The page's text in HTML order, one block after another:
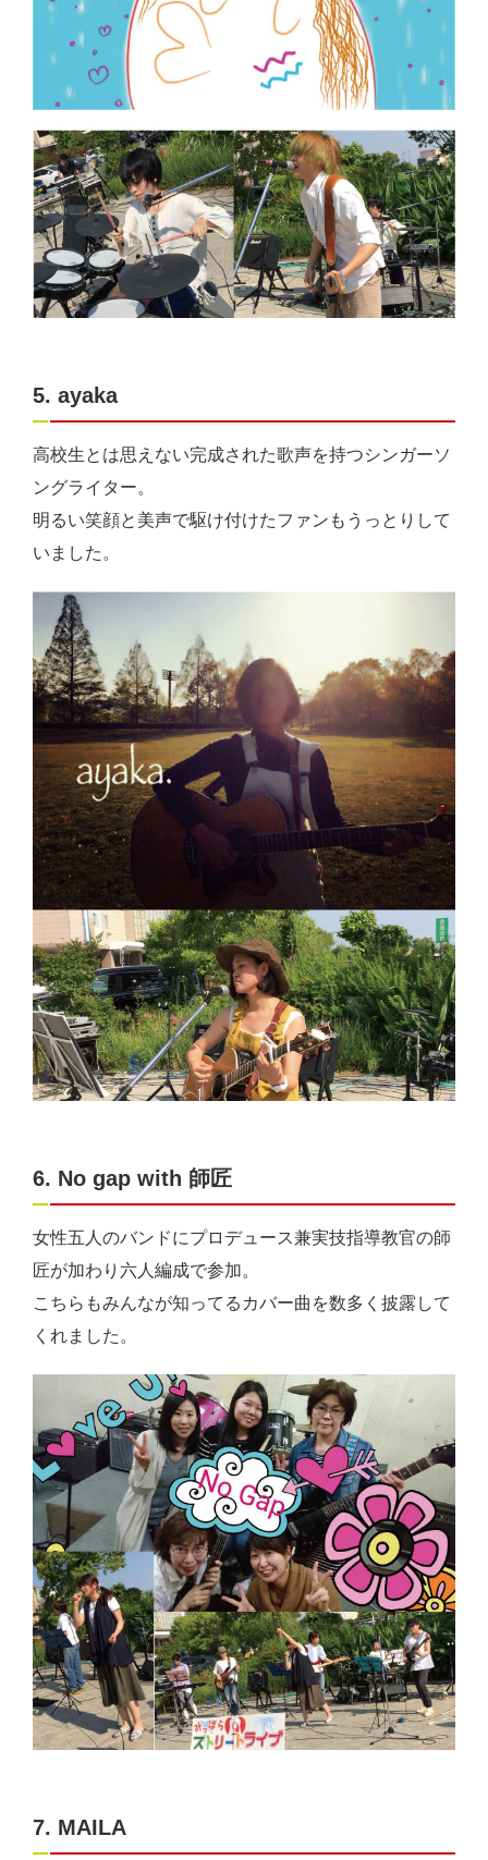
5. ayaka
高校生とは思えない完成された歌声を持つシンガーソ
ングライター。
明るい笑顔と美声で駆け付けたファンもうっとりして
いました。
6. No gap with 師匠
女性五人のバンドにプロデュース兼実技指導教官の師
匠が加わり六人編成で参加。
こちらもみんなが知ってるカバー曲を数多く披露して
くれました。
7. MAILA